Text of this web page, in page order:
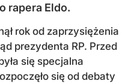
rapera Eldo.
rok od zaprzysiężenia
prezydenta RP. Przed
się specjalna
się od debaty